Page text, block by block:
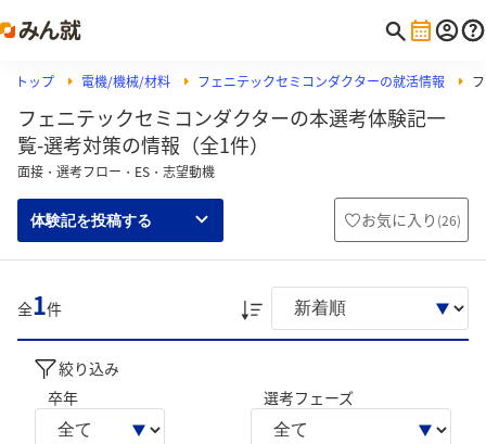
トップ 電機/機械/材料 フェニテックセミコンダクターの就活情報
フェニテックセミコンダクターの本選考体験記一
覧-選考対策の情報（全1件）
面接・選考フロー・ES・志望動機
体験記を投稿する お気に入り (26)
全1件
絞り込み
卒年
選考フェーズ